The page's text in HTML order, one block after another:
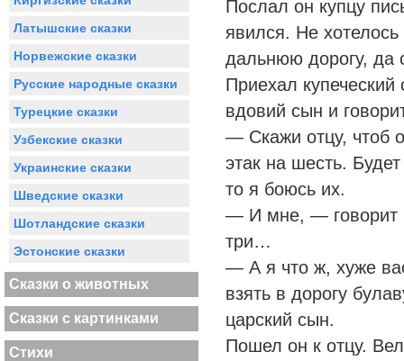
Латышские сказки
Норвежские сказки
Русские народные сказки
Турецкие сказки
Узбекские сказки
Украинские сказки
Шведские сказки
Шотландские сказки
Эстонские сказки
Сказки о животных
Сказки с картинками
Стихи
Послал он купцу
явился. Не хотелось
дальнюю дорогу, да
Приехал
вдовий сын и
— Скажи отцу, чтоб
этак на шесть.
то я боюсь их.
— И мне, — говорит
три…
— А я что ж, хуже
взять в дорогу
царский сын.
Пошел он к отцу.